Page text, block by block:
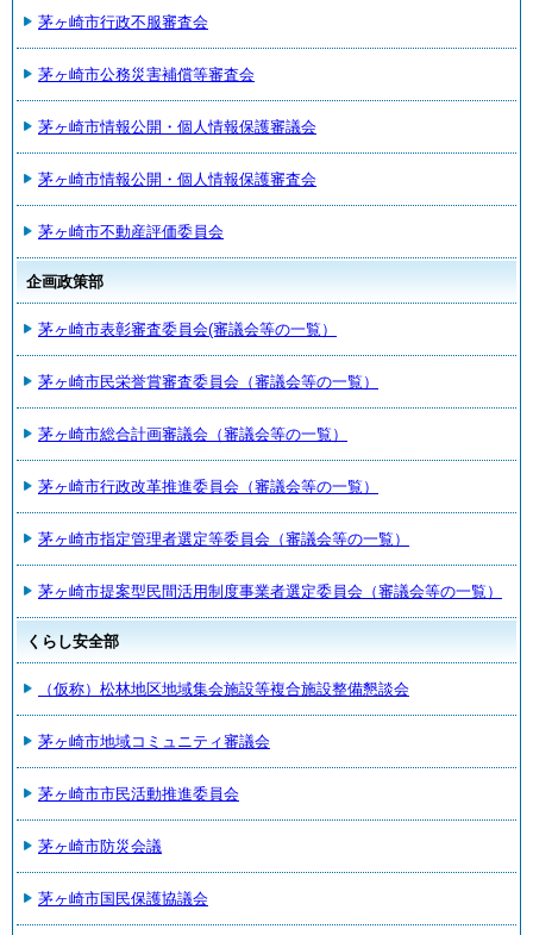
茅ヶ崎市行政不服審査会
茅ヶ崎市公務災害補償等審査会
茅ヶ崎市情報公開・個人情報保護審議会
茅ヶ崎市情報公開・個人情報保護審査会
茅ヶ崎市不動産評価委員会
企画政策部
茅ヶ崎市表彰審査委員会(審議会等の一覧）
茅ヶ崎市民栄誉賞審査委員会（審議会等の一覧）
茅ヶ崎市総合計画審議会（審議会等の一覧）
茅ヶ崎市行政改革推進委員会（審議会等の一覧）
茅ヶ崎市指定管理者選定等委員会（審議会等の一覧）
茅ヶ崎市提案型民間活用制度事業者選定委員会（審議会等の一覧）
くらし安全部
（仮称）松林地区地域集会施設等複合施設整備懇談会
茅ヶ崎市地域コミュニティ審議会
茅ヶ崎市市民活動推進委員会
茅ヶ崎市防災会議
茅ヶ崎市国民保護協議会